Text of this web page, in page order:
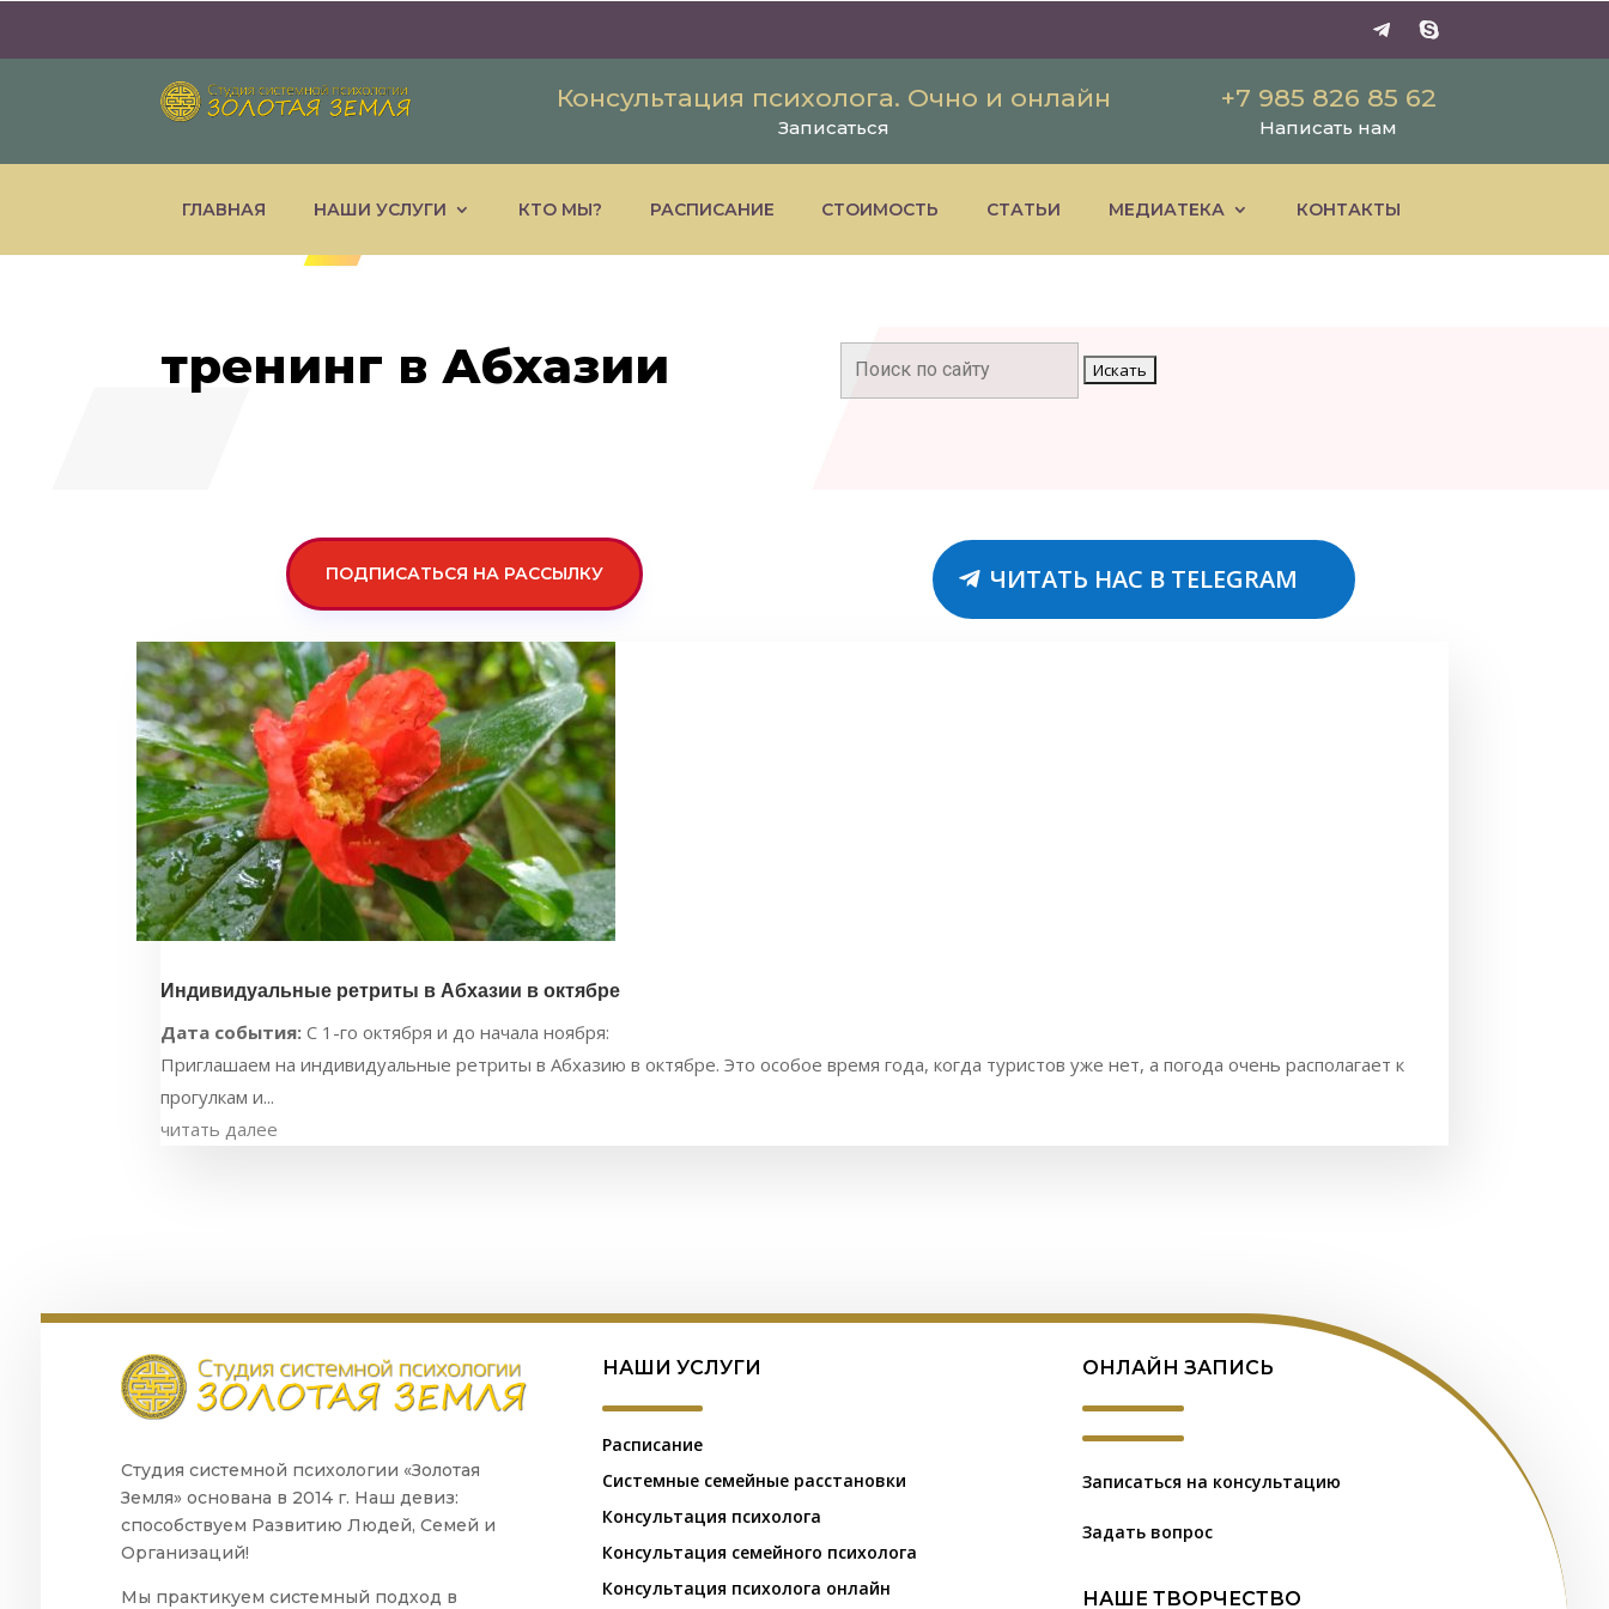
Консультация психолога. Очно и онлайн
Записаться
+7 985 826 85 62
Написать нам
ГЛАВНАЯ НАШИ УСЛУГИ КТО МЫ? РАСПИСАНИЕ СТОИМОСТЬ СТАТЬИ МЕДИАТЕКА КОНТАКТЫ
тренинг в Абхазии
ПОДПИСАТЬСЯ НА РАССЫЛКУ ЧИТАТЬ НАС В TELEGRAM
Индивидуальные ретриты в Абхазии в октябре
Дата события:С 1-го октября и до начала ноября:
Приглашаем на индивидуальные ретриты в Абхазию в октябре. Это особое время года, когда туристов уже нет, а погода очень располагает к
прогулкам и...
читать далее
Студия системной психологии «Золотая
Земля» основана в 2014 г. Наш девиз:
способствуем Развитию Людей, Семей и
Организаций!
Мы практикуем системный подход в
НАШИ УСЛУГИ
Расписание
Системные семейные расстановки
Консультация психолога
Консультация семейного психолога
Консультация психолога онлайн
ОНЛАЙН ЗАПИСЬ
Записаться на консультацию
Задать вопрос
НАШЕ ТВОРЧЕСТВО